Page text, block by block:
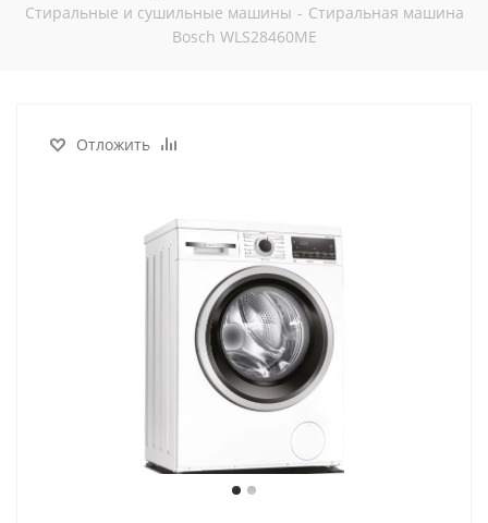
Стиральные и сушильные машины - Стиральная машина
Bosch WLS28460ME
Отложить